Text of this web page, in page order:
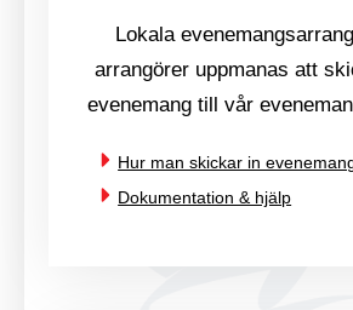
Lokala
arrangörer uppmanas att
evenemang till vår
Hur man skickar in
Dokumentation & hjälp